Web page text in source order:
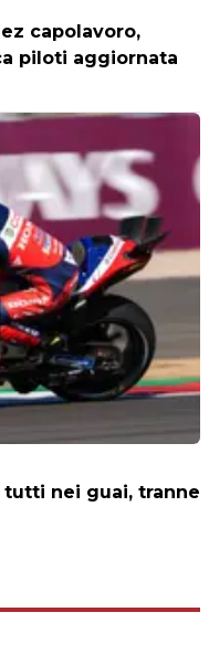
capolavoro,
piloti aggiornata
nei guai, tranne